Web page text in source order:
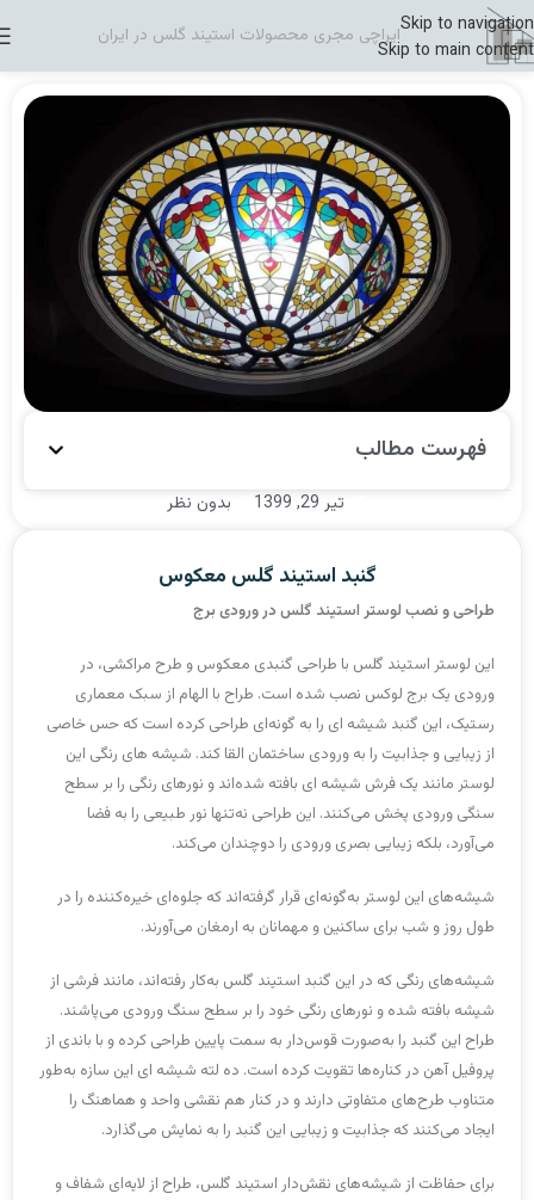
Skip to navigation
Skip to main content
ایراچی مجری محصولات استیند گلس در ایران
فهرست مطالب
تیر 29, 1399 بدون نظر
گنبد استیند گلس معکوس
طراحی و نصب لوستر استیند گلس در ورودی برج
این لوستر استیند گلس با طراحی گنبدی معکوس و طرح مراکشی، در
ورودی یک برج لوکس نصب شده است. طراح با الهام از سبک معماری
رستیک، این گنبد شیشه ای را به گونه‌ای طراحی کرده است که حس خاصی
از زیبایی و جذابیت را به ورودی ساختمان القا کند. شیشه های رنگی این
لوستر مانند یک فرش شیشه ای بافته شده‌اند و نورهای رنگی را بر سطح
سنگی ورودی پخش می‌کنند. این طراحی نه‌تنها نور طبیعی را به فضا
می‌آورد، بلکه زیبایی بصری ورودی را دوچندان می‌کند.
شیشه‌های این لوستر به‌گونه‌ای قرار گرفته‌اند که جلوه‌ای خیره‌کننده را در
طول روز و شب برای ساکنین و مهمانان به ارمغان می‌آورند.
شیشه‌های رنگی که در این گنبد استیند گلس به‌کار رفته‌اند، مانند فرشی از
شیشه بافته شده و نورهای رنگی خود را بر سطح سنگ ورودی می‌پاشند.
طراح این گنبد را به‌صورت قوس‌دار به سمت پایین طراحی کرده و با باندی از
پروفیل آهن در کناره‌ها تقویت کرده است. ده لته شیشه ای این سازه به‌طور
متناوب طرح‌های متفاوتی دارند و در کنار هم نقشی واحد و هماهنگ را
ایجاد می‌کنند که جذابیت و زیبایی این گنبد را به نمایش می‌گذارد.
برای حفاظت از شیشه‌های نقش‌دار استیند گلس، طراح از لایه‌ای شفاف و